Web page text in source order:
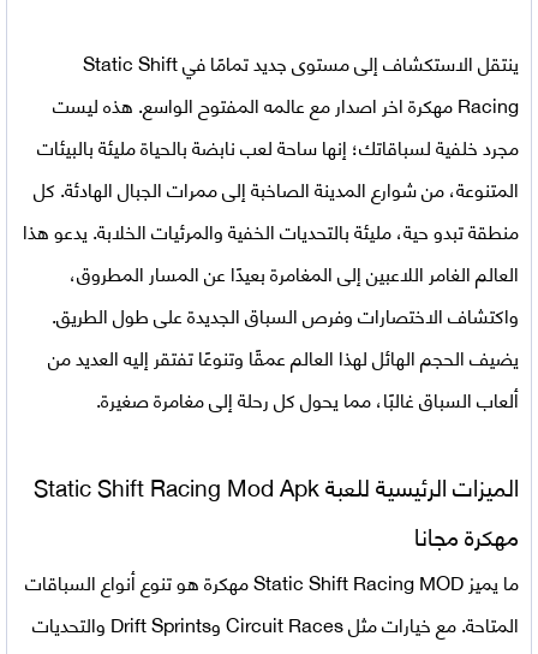
ينتقل الاستكشاف إلى مستوى جديد تمامًا فيStatic Shift
Racing مهكرة اخر اصدار
مع عالمه المفتوح الواسع. هذه ليست
مجرد خلفية لسباقاتك؛ إنها ساحة لعب نابضة بالحياة مليئة بالبيئات
المتنوعة، من شوارع المدينة الصاخبة إلى ممرات الجبال الهادئة. كل
منطقة تبدو حية، مليئة بالتحديات الخفية والمرئيات الخلابة. يدعو هذا
العالم الغامر اللاعبين إلى المغامرة بعيدًا عن المسار المطروق،
واكتشاف الاختصارات وفرص السباق الجديدة على طول الطريق.
يضيف الحجم الهائل لهذا العالم عمقًا وتنوعًا تفتقر إليه العديد من
ألعاب السباق غالبًا، مما يحول كل رحلة إلى مغامرة صغيرة.
الميزات الرئيسية للعبة Static Shift RacingMod Apk
مهكرة مجانا
ما يميز Static Shift Racing MOD مهكرة هو تنوع أنواع السباقات
المتاحة. مع خيارات مثل Circuit Races وDrift Sprints والتحديات